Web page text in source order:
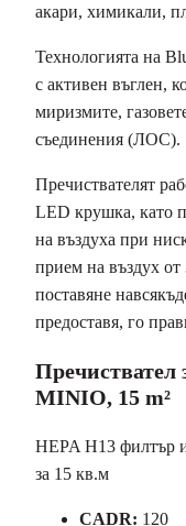
акари, химикали,
Технологията на
с активен въглен,
миризмите,
съединения (ЛОС).
Пречиствателят
LED крушка, като
на въздуха при
прием на въздух от
поставяне
предоставя, го
Пречиствател
MINIO, 15 m²
HEPA H13 филтър
за 15 кв.м
CADR: 120